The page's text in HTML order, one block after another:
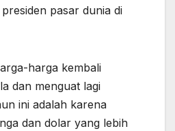
pasar dunia di
harga kembali
dan menguat lagi
ini adalah karena
dan dolar yang lebih